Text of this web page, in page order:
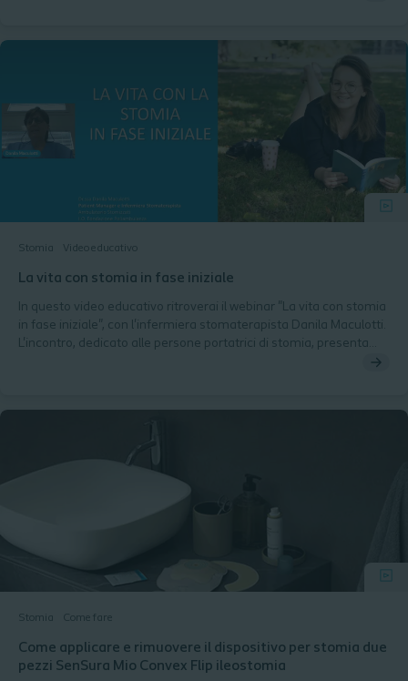
Stomia Video educativo
La vita con stomia in fase iniziale
In questo video educativo ritroverai il webinar "La vita con stomia
in fase iniziale", con l'infermiera stomaterapista Danila Maculotti.
L'incontro, dedicato alle persone portatrici di stomia, presenta
Stomia Come fare
Come applicare e rimuovere il dispositivo per stomia due
pezzi SenSura Mio Convex Flip ileostomia